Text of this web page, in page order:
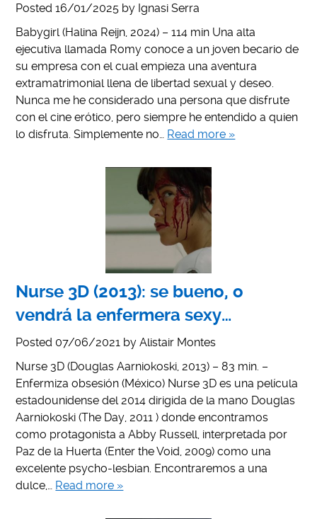
Posted16/01/2025 by Ignasi Serra
Babygirl (Halina Reijn, 2024) – 114 min Una alta
ejecutiva llamada Romy conoce a un joven becario de
su empresa con el cual empieza una aventura
extramatrimonial llena de libertad sexual y deseo.
Nunca me he considerado una persona que disfrute
con el cine erótico, pero siempre he entendido a quien
lo disfruta. Simplemente no… Read more »
Nurse 3D (2013): se bueno, o
vendrá la enfermera sexy…
Posted 07/06/2021 byAlistair Montes
Nurse 3D (Douglas Aarniokoski, 2013) – 83 min. –
Enfermiza obsesión (México) Nurse 3D es una película
estadounidense del 2014 dirigida de la mano Douglas
Aarniokoski (The Day, 2011 ) donde encontramos
como protagonista a Abby Russell, interpretada por
Paz de la Huerta (Enter the Void, 2009) como una
excelente psycho-lesbian. Encontraremos a una
dulce,… Read more »